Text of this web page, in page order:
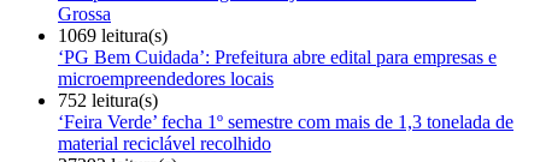
Grossa
1069 leitura(s)
‘PG Bem Cuidada’: Prefeitura abre edital para empresas e
microempreendedores locais
752 leitura(s)
‘Feira Verde’ fecha 1º semestre com mais de 1,3 tonelada de
material reciclável recolhido